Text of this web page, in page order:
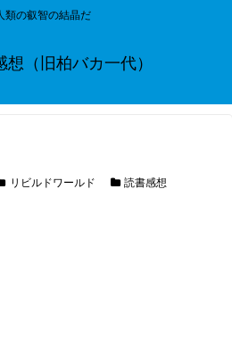
類の叡智の結晶だ
想（旧柏バカ一代）
リビルドワールド 読書感想